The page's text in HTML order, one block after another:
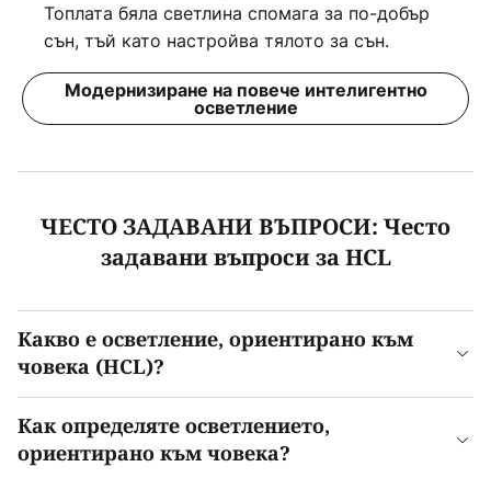
Топлата бяла светлина спомага за по-добър
сън, тъй като настройва тялото за сън.
Модернизиране на повече интелигентно
осветление
ЧЕСТО ЗАДАВАНИ ВЪПРОСИ: Често
задавани въпроси за HCL
Какво е осветление, ориентирано към
човека (HCL)?
Как определяте осветлението,
ориентирано към човека?